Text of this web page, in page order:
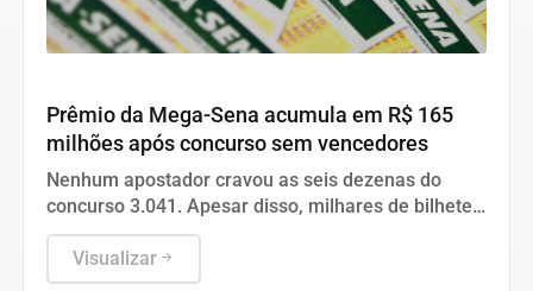
Prêmio da Mega-Sena acumula em R$ 165
milhões após concurso sem vencedores
Nenhum apostador cravou as seis dezenas do
concurso 3.041. Apesar disso, milhares de bilhetes
premiados acertaram a quina e a quadra na última
quinta-feira.
Visualizar